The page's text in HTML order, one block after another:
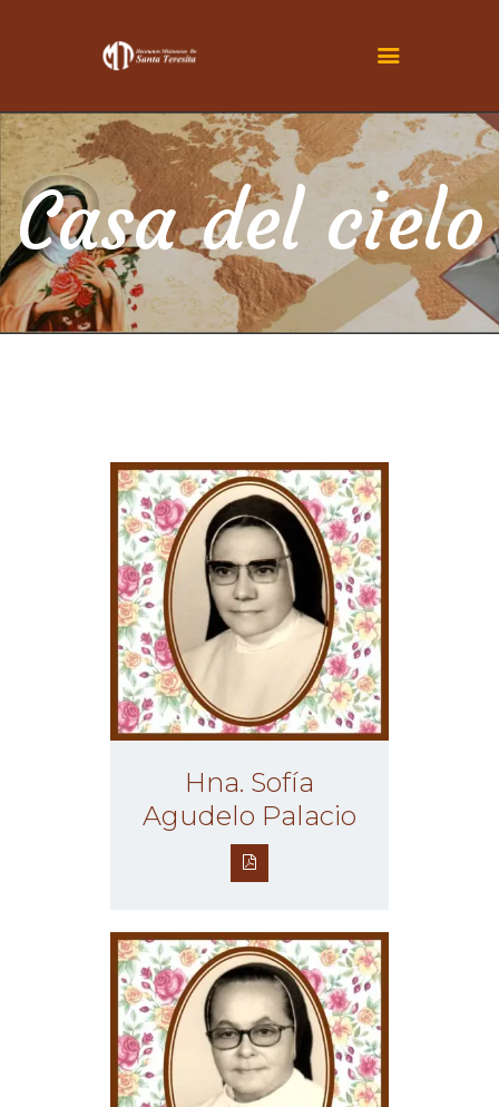
Casa del cielo
INICIO
CONOCENOS
SER TERESITA
ACTUALIDAD
FAMILIA TERESIANA
CONTÁCTENOS
Hna. Sofía
Agudelo Palacio